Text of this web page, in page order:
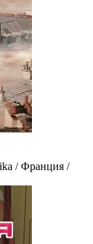
/ Франция /